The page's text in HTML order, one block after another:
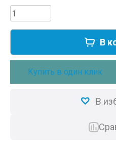
20000,00 ₽.
Количество
товара
Готовый
умный
Roximo
В
Купить в один клик
В